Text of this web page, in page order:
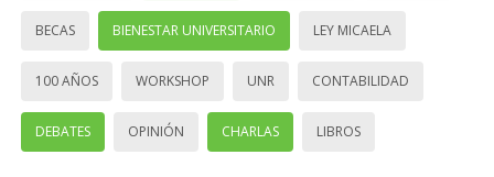
BECAS BIENESTAR UNIVERSITARIO LEY MICAELA
100 AÑOS WORKSHOP UNR CONTABILIDAD
DEBATES OPINIÓN CHARLAS LIBROS